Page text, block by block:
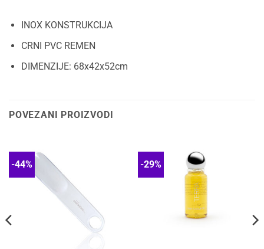
INOX KONSTRUKCIJA
CRNI PVC REMEN
DIMENZIJE: 68x42x52cm
POVEZANI PROIZVODI
-44% -29%